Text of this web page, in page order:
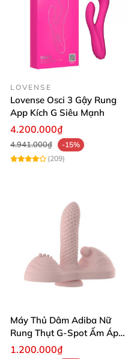
LOVENSE
Lovense Osci 3 Gậy Rung
App Kích G Siêu Mạnh
4.200.000₫
4.941.000₫
-15%
(209)
Máy Thủ Dâm Adiba Nữ
Rung Thụt G-Spot Ấm Áp
Đa Điểm
1.200.000₫